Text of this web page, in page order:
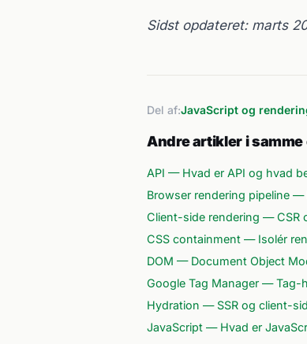
Sidst opdateret: marts
Del af:JavaScript og
Andre artikler i samme
API — Hvad er API og hvad
Browser rendering pipeline —
Client-side rendering — CSR
CSS containment — Isolér
DOM — Document Object
Google Tag Manager — Tag-
Hydration — SSR og client-
JavaScript — Hvad er